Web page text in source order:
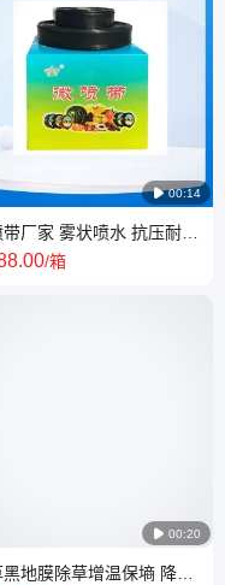
 00:14
厂家 雾状喷水 抗压耐老
溉用具 节水省工 膜下滴灌
.00/箱
 00:20
黑地膜除草增温保墒 降解